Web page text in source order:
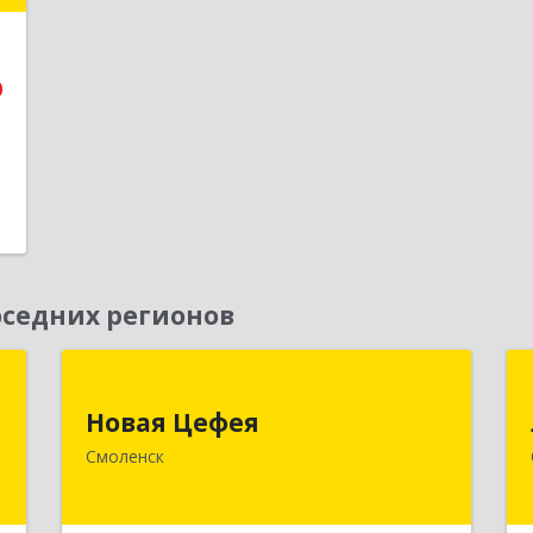
регионов
Новая Цефея
Смоленск
214018, Смоленская обл, Смоленск г,